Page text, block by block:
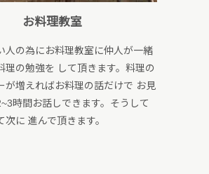
お料理教室
人の為にお料理教室に仲人が一緒
理の勉強を して頂きます。料理の
が増えればお料理の話だけで お見
時間お話しできます。そうして
次に 進んで頂きます。